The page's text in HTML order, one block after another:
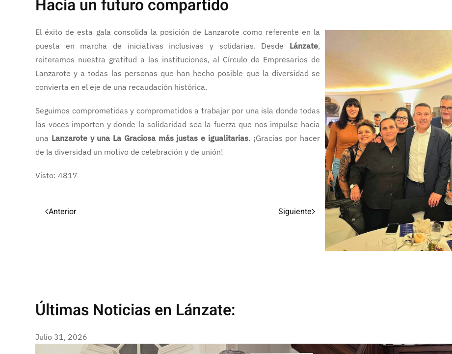
Hacia un futuro compartido
El éxito de esta gala consolida la posición de Lanzarote como referente en la
puesta en marcha de iniciativas inclusivas y solidarias. Desde Lánzate,
reiteramos nuestra gratitud a las instituciones, al Círculo de Empresarios de
Lanzarote y a todas las personas que han hecho posible que la diversidad se
convierta en el eje de una recaudación histórica.
Seguimos comprometidas y comprometidos a trabajar por una isla donde todas
las voces importen y donde la solidaridad sea la fuerza que nos impulse hacia
una Lanzarote y una La Graciosa más justas e igualitarias. ¡Gracias por hacer
de la diversidad un motivo de celebración y de unión!
Visto: 4817
Anterior Siguiente
Últimas Noticias en Lánzate:
Julio 31, 2026